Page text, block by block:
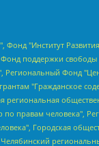
"Маяк", Санкт-Петербургская ЛГБТ-инициативная группа "Выход", Инициативная группа ЛГБТ+ "Реверс", Алексеев Андрей Викторович, Бекбулатова Таисия Львовна, Беляев Иван Михайлович, Владыкина Елена Сергеевна, Гельман Марат Александрович, Никульшина Вероника Юрьевна, Толоконникова Надежда Андреевна, Шендерович Виктор Анатольевич, Общество с ограниченной ответственностью "Данное сообщение", Общество с ограниченной ответственностью Издательский дом "Новая глава", Айнбиндер Александра Александровна, Московский комьюнити-центр для ЛГБТ+инициатив, Благотворительный фонд развития филантропии, Deutsche Welle (Германия, Kurt-Schumacher-Strasse 3, 53113 Bonn), Борзунова Мария Михайловна, Воробьев Виктор Викторович, Голубева Анна Львовна, Константинова Алла Михайловна, Малкова Ирина Владимировна, Мурадов Мурад Абдулгалимович, Осетинская Елизавета Николаевна, Понасенков Евгений Николаевич, Ганапольский Матвей Юрьевич, Киселев Евгений Алексеевич, Борухович Ирина Григорьевна, Дремин Иван Тимофеевич,